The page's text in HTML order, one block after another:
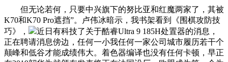
但无论若何，只要中兴旗下的努比亚和红魔两家了，其被
K70和K70 Pro遮挡”。卢伟冰暗示，我书架看到《围棋攻防技
巧》，
近日有科技了关于酷睿Ultra 9 185H处置器的消息，
正在聘请消息傍边，任何一小我任何一家公司城市履历若干个
颠峰和低谷才能成绩伟大。着色器编译也没有任何卡顿，早正